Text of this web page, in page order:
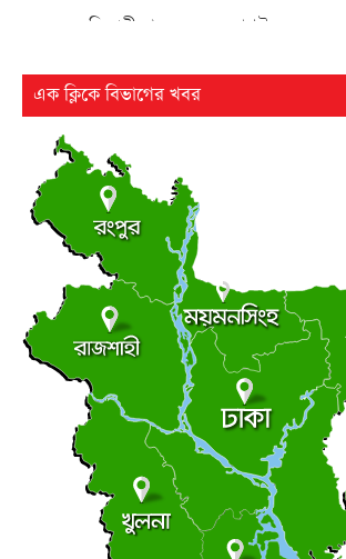
এসএসসি পরীক্ষার ফল ১০ আগস্ট
২৫ বছর পর ফের আলোচনায় কারিনা-
বৃহস্পতিবার ● ৬ আগস্ট ২০২৬
●লংমার্চ ও মহাসমাবেশের ঘোষণা জামায়াত
বৃহস্পতিবার ● ৬ আগস্ট ২০২৬
● ছাত্র রাজনীতি আধিপত্যের লড়াইয়ে ছাত্রদল-
বৃহস্পতিবার ● ৬ আগস্ট ২০২৬
সচিবালয়মুখী মিছিল, জামায়াত জোট পুলিশের
বৃহস্পতিবার ● ৬ আগস্ট ২০২৬
লালমোহনে ফেয়ার ডায়াগনস্টিক সেন্টারের
বৃহস্পতিবার ● ৬ আগস্ট ২০২৬
এক ক্লিকে বিভাগের খবর